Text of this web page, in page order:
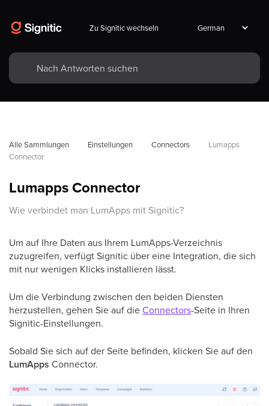
Zu Signitic wechseln
Alle Sammlungen Einstellungen Connectors
Lumapps
Connector
Lumapps Connector
Wie verbindet man LumApps mit Signitic?
Um auf Ihre Daten aus Ihrem LumApps-Verzeichnis
zuzugreifen, verfügt Signitic über eine Integration, die sich
mit nur wenigen Klicks installieren lässt.
Um die Verbindung zwischen den beiden Diensten
herzustellen, gehen Sie auf dieConnectors-Seite in Ihren
Signitic-Einstellungen.
Sobald Sie sich auf der Seite befinden, klicken Sie auf den
LumApps Connector.